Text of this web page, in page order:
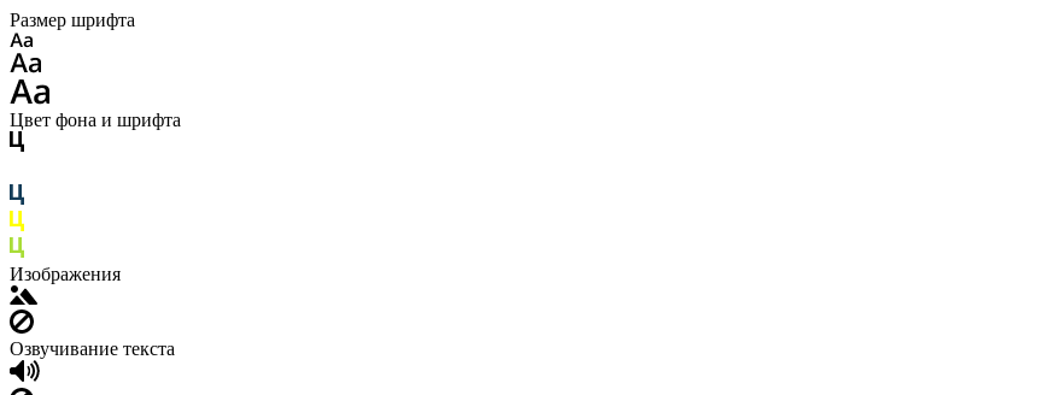
Размер шрифта
Цвет фона и шрифта
Изображения
Озвучивание текста